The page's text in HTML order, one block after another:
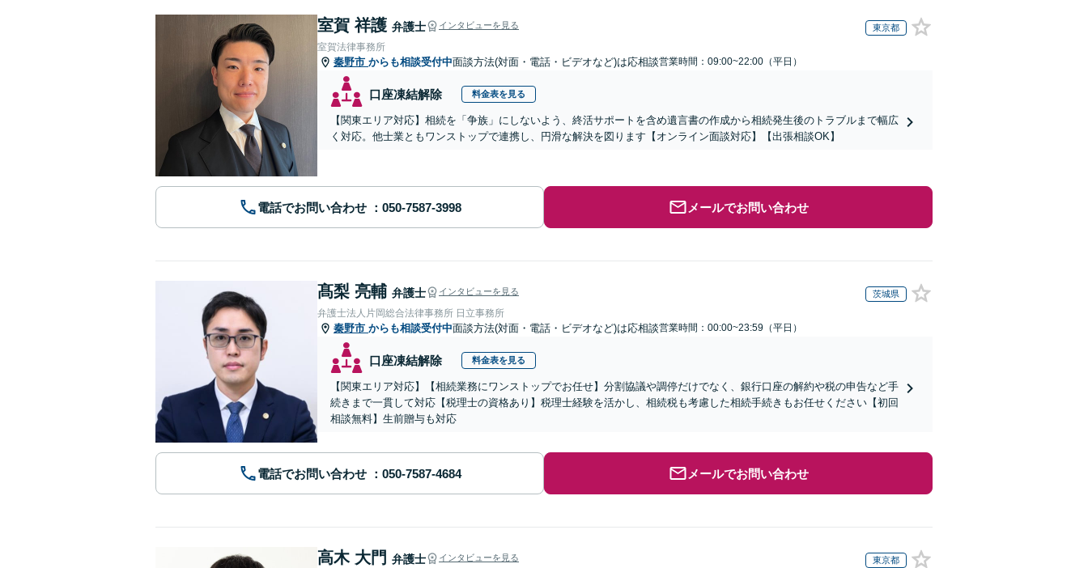
室賀 祥護 弁護士 インタビューを見る 東京都
室賀法律事務所
秦野市 からも相談受付中面談方法(対面・電話・ビデオなど)は応相談営業時間：09:00~22:00（平日）
口座凍結解除 料金表を見る
【関東エリア対応】相続を「争族」にしないよう、終活サポートを含め遺言書の作成から相続発生後のトラブルまで幅広
く対応。他士業ともワンストップで連携し、円滑な解決を図ります【オンライン面談対応】【出張相談OK】
電話でお問い合わせ メールでお問い合わせ
髙梨 亮輔 弁護士 インタビューを見る 茨城県
弁護士法人片岡総合法律事務所 日立事務所
秦野市 からも相談受付中面談方法(対面・電話・ビデオなど)は応相談営業時間：00:00~23:59（平日）
口座凍結解除 料金表を見る
【関東エリア対応】【相続業務にワンストップでお任せ】分割協議や調停だけでなく、銀行口座の解約や税の申告など手
続きまで一貫して対応【税理士の資格あり】税理士経験を活かし、相続税も考慮した相続手続きもお任せください【初回
相談無料】生前贈与も対応
電話でお問い合わせ メールでお問い合わせ
高木 大門 弁護士 インタビューを見る 東京都